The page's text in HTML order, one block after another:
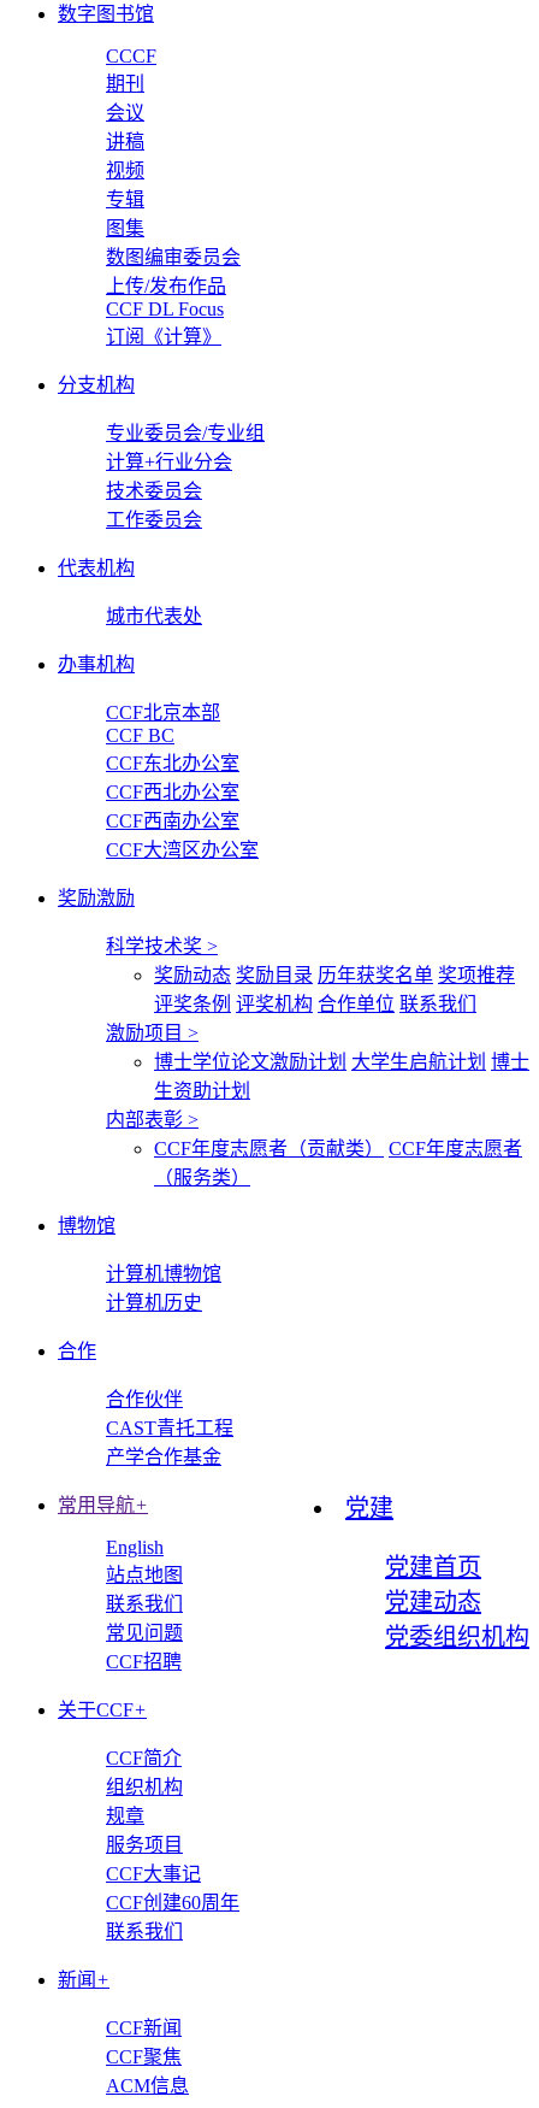
数字图书馆
CCCF
期刊
会议
讲稿
视频
专辑
图集
数图编审委员会
上传/发布作品
CCF DL Focus
订阅《计算》
分支机构
专业委员会/专业组
计算+行业分会
技术委员会
工作委员会
代表机构
城市代表处
办事机构
CCF北京本部
CCF BC
CCF东北办公室
CCF西北办公室
CCF西南办公室
CCF大湾区办公室
奖励激励
科学技术奖 >
奖励动态 奖励目录 历年获奖名单 奖项推荐
评奖条例 评奖机构 合作单位 联系我们
激励项目 >
博士学位论文激励计划 大学生启航计划 博士
生资助计划
内部表彰 >
CCF年度志愿者（贡献类）
CCF年度志愿者
（服务类）
博物馆
计算机博物馆
计算机历史
合作
合作伙伴
CAST青托工程
产学合作基金
党建
党建首页
党建动态
党委组织机构
常用导航+
English
站点地图
联系我们
常见问题
CCF招聘
关于CCF+
CCF简介
组织机构
规章
服务项目
CCF大事记
CCF创建60周年
联系我们
新闻 +
CCF新闻
CCF聚焦
ACM信息